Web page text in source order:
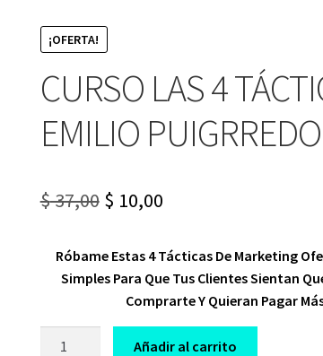
¡OFERTA!
CURSO LAS 4
EMILIO
$37,00 Original
was:
$ 37,00.
$ 10,00Current
is:
$ 10,00.
Róbame Estas 4 Tácticas De Marketing
Simples Para Que Tus Clientes Sientan
Comprarte Y Quieran Pagar
Añadir al carrito